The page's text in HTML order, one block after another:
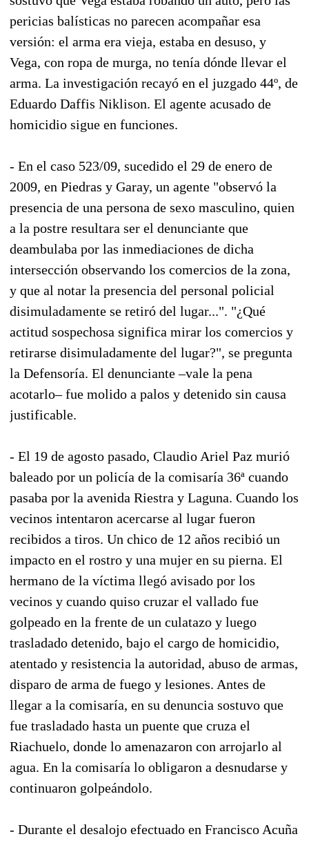
pericias balísticas no parecen acompañar esa
versión: el arma era vieja, estaba en desuso, y
Vega, con ropa de murga, no tenía dónde llevar el
arma. La investigación recayó en el juzgado 44º, de
Eduardo Daffis Niklison. El agente acusado de
homicidio sigue en funciones.
- En el caso 523/09, sucedido el 29 de enero de
2009, en Piedras y Garay, un agente "observó la
presencia de una persona de sexo masculino, quien
a la postre resultara ser el denunciante que
deambulaba por las inmediaciones de dicha
intersección observando los comercios de la zona,
y que al notar la presencia del personal policial
disimuladamente se retiró del lugar...". "¿Qué
actitud sospechosa significa mirar los comercios y
retirarse disimuladamente del lugar?", se pregunta
la Defensoría. El denunciante –vale la pena
acotarlo– fue molido a palos y detenido sin causa
justificable.
- El 19 de agosto pasado, Claudio Ariel Paz murió
baleado por un policía de la comisaría 36ª cuando
pasaba por la avenida Riestra y Laguna. Cuando los
vecinos intentaron acercarse al lugar fueron
recibidos a tiros. Un chico de 12 años recibió un
impacto en el rostro y una mujer en su pierna. El
hermano de la víctima llegó avisado por los
vecinos y cuando quiso cruzar el vallado fue
golpeado en la frente de un culatazo y luego
trasladado detenido, bajo el cargo de homicidio,
atentado y resistencia la autoridad, abuso de armas,
disparo de arma de fuego y lesiones. Antes de
llegar a la comisaría, en su denuncia sostuvo que
fue trasladado hasta un puente que cruza el
Riachuelo, donde lo amenazaron con arrojarlo al
agua. En la comisaría lo obligaron a desnudarse y
continuaron golpeándolo.
- Durante el desalojo efectuado en Francisco Acuña